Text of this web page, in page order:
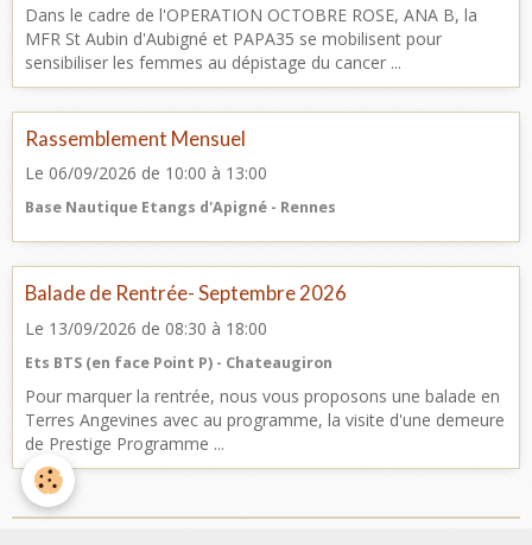
Dans le cadre de l'OPERATION OCTOBRE ROSE, ANA B, la
MFR St Aubin d'Aubigné et PAPA35 se mobilisent pour
sensibiliser les femmes au dépistage du cancer ...
Rassemblement Mensuel
Le 06/09/2026 de 10:00 à 13:00
Base Nautique Etangs d'Apigné - Rennes
Balade de Rentrée- Septembre 2026
Le 13/09/2026 de 08:30 à 18:00
Ets BTS (en face Point P) - Chateaugiron
Pour marquer la rentrée, nous vous proposons une balade en
Terres Angevines avec au programme, la visite d'une demeure
de Prestige Programme ...